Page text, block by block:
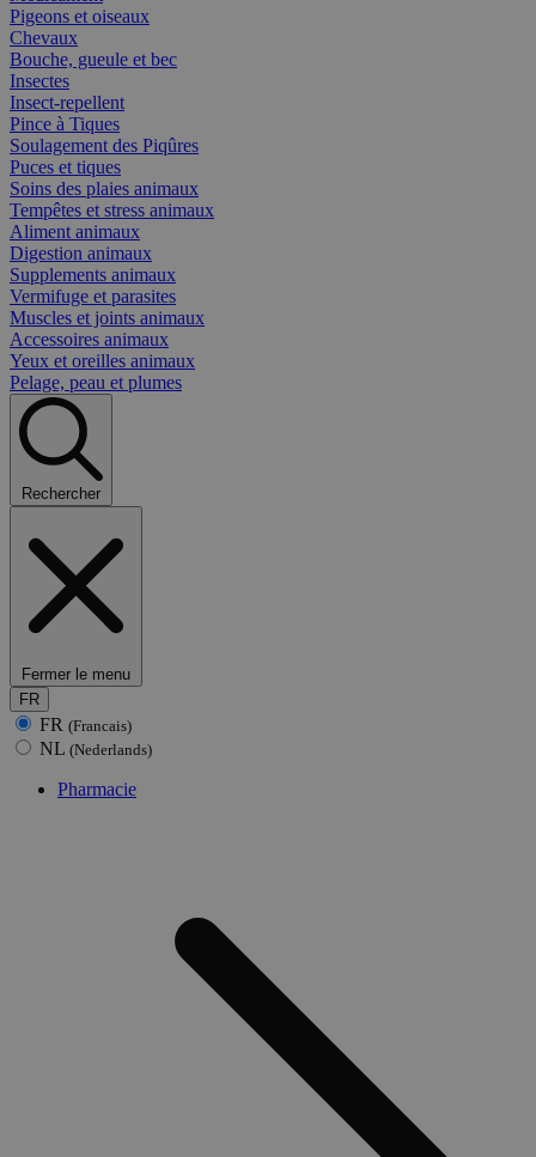
Pigeons et oiseaux
Chevaux
Bouche, gueule et bec
Insectes
Insect-repellent
Pince à Tiques
Soulagement des Piqûres
Puces et tiques
Soins des plaies animaux
Tempêtes et stress animaux
Aliment animaux
Digestion animaux
Supplements animaux
Vermifuge et parasites
Muscles et joints animaux
Accessoires animaux
Yeux et oreilles animaux
Pelage, peau et plumes
Rechercher
Fermer le menu
FR
FR (Francais)
NL (Nederlands)
Pharmacie